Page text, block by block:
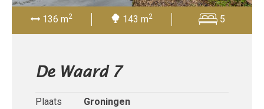
136 m2 143 m2 5
De Waard 7
Plaats
Groningen